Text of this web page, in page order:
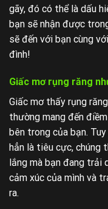
gãy, đó có thể là dấu
bạn sẽ nhận được
sẽ đến với bạn cùng
đình!
Giấc mơ rụng răng
Giấc mơ thấy rụng
thường mang đến
bên trong của bạn.
hẳn là tiêu cực,
lắng mà bạn đang trải
cảm xúc của mình và
ra.